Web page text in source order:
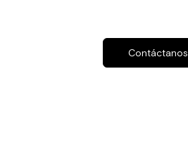
Contáctanos